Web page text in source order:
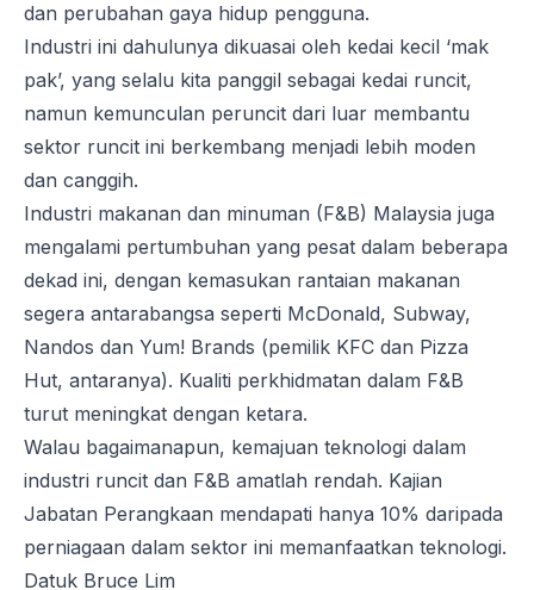
dan perubahan gaya hidup pengguna.
Industri ini dahulunya dikuasai oleh kedai kecil ‘mak
pak’, yang selalu kita panggil sebagai kedai runcit,
namun kemunculan peruncit dari luar membantu
sektor runcit ini berkembang menjadi lebih moden
dan canggih.
Industri makanan dan minuman (F&B) Malaysia juga
mengalami pertumbuhan yang pesat dalam beberapa
dekad ini, dengan kemasukan rantaian makanan
segera antarabangsa seperti McDonald, Subway,
Nandos dan Yum! Brands (pemilik KFC dan Pizza
Hut, antaranya). Kualiti perkhidmatan dalam F&B
turut meningkat dengan ketara.
Walau bagaimanapun, kemajuan teknologi dalam
industri runcit dan F&B amatlah rendah. Kajian
Jabatan Perangkaan mendapati hanya 10% daripada
perniagaan dalam sektor ini memanfaatkan teknologi.
Datuk Bruce Lim